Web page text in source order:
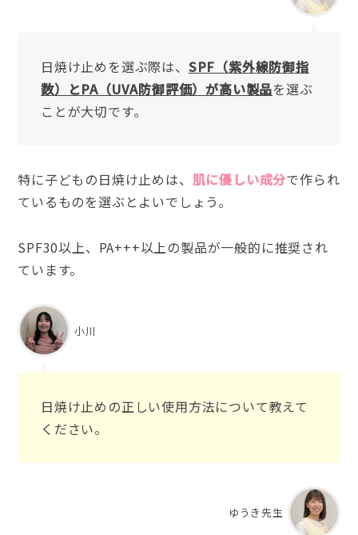
日焼け止めを選ぶ際は、 SPF（紫外線防御指
数）とPA（UVA防御評価）が高い製品を選ぶ
ことが大切です。
特に子どもの日焼け止めは、 肌に優しい成分で作られ
ているものを選ぶとよいでしょう。
SPF30以上、PA+++以上の製品が一般的に推奨され
ています。
小川
日焼け止めの正しい使用方法について教えて
ください。
ゆうき先生